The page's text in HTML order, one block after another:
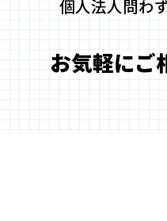
個人法人問わ
お気軽にご